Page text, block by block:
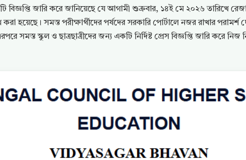
বিজ্ঞপ্তি জারি করে জানিয়েছে যে আগামী শুক্রবার, ১৪ই মে ২০২৬ তারিখে
হয়েছে। সমস্ত পরীক্ষার্থীদের পর্ষদের সরকারি পোর্টালে নজর রাখার পরামর্শ
সমস্ত স্কুল ও ছাত্রছাত্রীদের জন্য একটি নির্দিষ্ট প্রেস বিজ্ঞপ্তি জারি করে